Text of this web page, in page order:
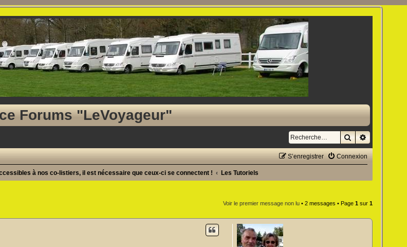
Forums "LeVoyageur"
RechercherRecherche
Connexion
S’enregistrer
à nos co-listiers, il est nécessaire que ceux-ci se connectent ! Les Tutoriels
Voir le premier message non lu• 2 messages • Page 1sur 1